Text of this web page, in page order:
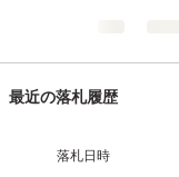
最近の落札履歴
落札日時